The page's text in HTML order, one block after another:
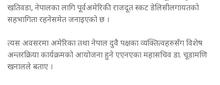
खतिवडा, नेपालका लागि पूर्वअमेरिकी राजदूत स्कट डेलिसीलगायतको
सहभागिता रहनेसमेत जनाइएको छ ।
त्यस अवसरमा अमेरिका तथा नेपाल दुवै पक्षका व्यक्तित्वहरुसँग विशेष
अन्तरक्रिया कार्यक्रमको आयोजना हुने एएनएका महासचिव डा. चूडामणि
खनालले बताए ।